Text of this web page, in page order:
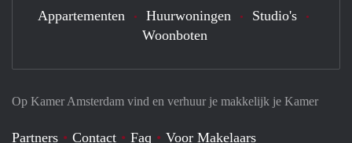
Op Kamer Amsterdam vind en verhuur je makkelijk je Kamer
Partners Contact Faq Voor Makelaars
Appartementen Huurwoningen
Studio's
Woonboten